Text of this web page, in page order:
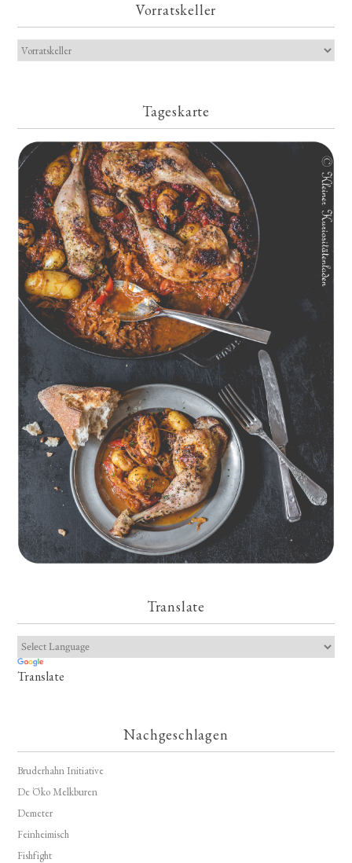
Vorratskeller
Tageskarte
Geschmorte Hähnchenschenkel auf Paprikakraut und kleinen
Kartoffeln
Translate
Translate
Nachgeschlagen
Bruderhahn Initiative
De Öko Melkburen
Demeter
Feinheimisch
Fishfight